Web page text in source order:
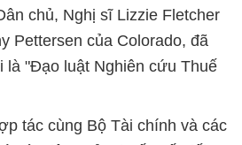
chủ, Nghị sĩ Lizzie Fletcher
Pettersen của Colorado, đã
là "Đạo luật Nghiên cứu Thuế
tác cùng Bộ Tài chính và các